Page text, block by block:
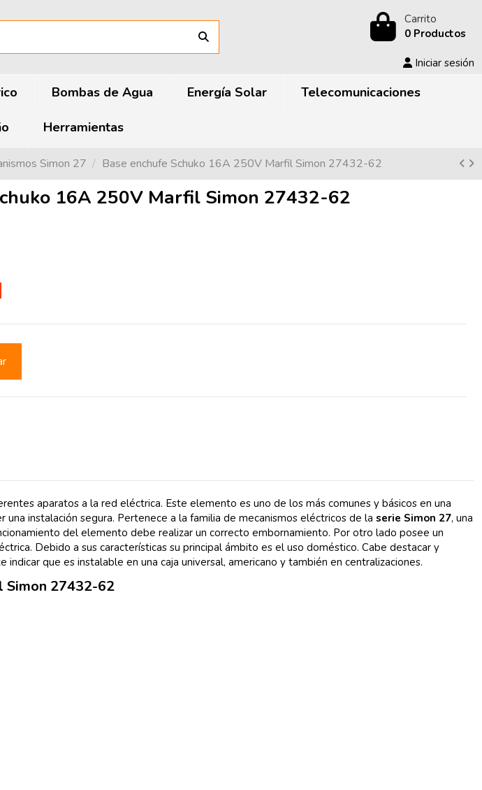
Carrito
0 Productos
Iniciar sesión
Bombas de Agua Energía Solar Telecomunicaciones
Herramientas
Simon 27 Base enchufe Schuko 16A 250V Marfil Simon 27432-62
16A 250V Marfil Simon 27432-62
aparatos a la red eléctrica. Este elemento es uno de los más comunes y básicos en una
instalación segura. Pertenece a la familia de mecanismos eléctricos de laserie Simon 27, una
del elemento debe realizar un correcto embornamiento. Por otro lado posee un
Debido a sus características su principal ámbito es el uso doméstico. Cabe destacar y
que es instalable en una caja universal, americano y también en centralizaciones.
Simon 27432-62